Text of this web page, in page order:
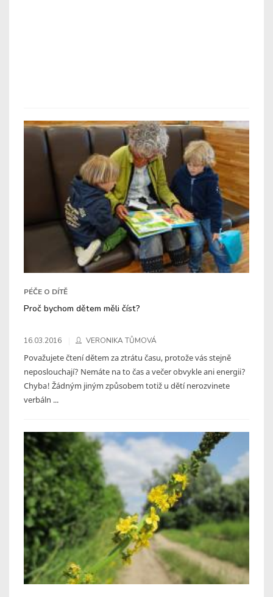
PÉČE O DÍTĚ
Proč bychom dětem měli číst?
16.03.2016 VERONIKA TŮMOVÁ
Považujete čtení dětem za ztrátu času, protože vás stejně
neposlouchají? Nemáte na to čas a večer obvykle ani energii?
Chyba! Žádným jiným způsobem totiž u dětí nerozvinete
verbáln ...